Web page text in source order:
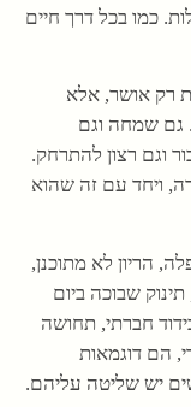
כמו בכל דרך חיים
רק אושר, אלא
גם שמחה וגם
וגם רצון להתרחק.
ויחד עם זה שהוא
הריון לא מתוכנן,
שבוכה ביום
חברתי, תחושה
הם דוגמאות
יש שליטה עליהם.